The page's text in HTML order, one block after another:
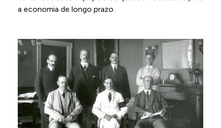
a economia de longo prazo.